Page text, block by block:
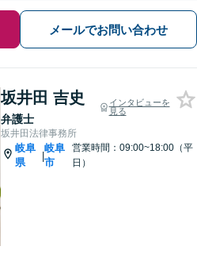
メールでお問い合わせ
坂井田 吉史
弁護士
インタビューを
見る
坂井田法律事務所
岐阜
県
|
岐阜
市
営業時間：09:00~18:00（平
日）